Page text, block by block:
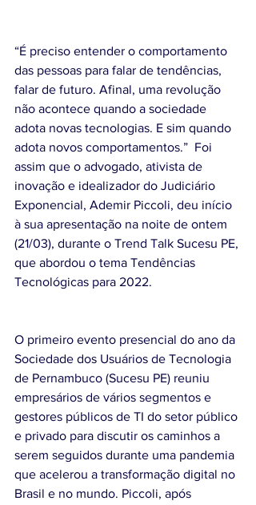
“É preciso entender o comportamento
das pessoas para falar de tendências,
falar de futuro. Afinal, uma revolução
não acontece quando a sociedade
adota novas tecnologias. E sim quando
adota novos comportamentos.”  Foi
assim que o advogado, ativista de
inovação e idealizador do Judiciário
Exponencial, Ademir Piccoli, deu início
à sua apresentação na noite de ontem
(21/03), durante o Trend Talk Sucesu PE,
que abordou o tema Tendências
Tecnológicas para 2022.
O primeiro evento presencial do ano da
Sociedade dos Usuários de Tecnologia
de Pernambuco (Sucesu PE) reuniu
empresários de vários segmentos e
gestores públicos de TI do setor público
e privado para discutir os caminhos a
serem seguidos durante uma pandemia
que acelerou a transformação digital no
Brasil e no mundo. Piccoli, após